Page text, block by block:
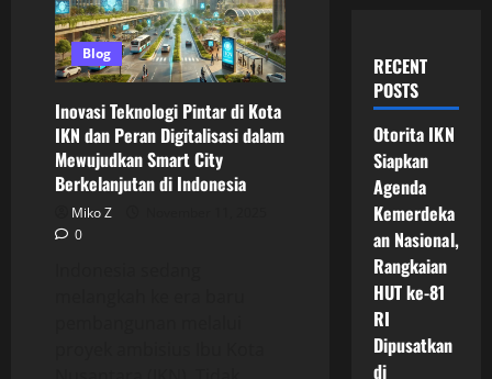
Blog
Inovasi Teknologi Pintar di Kota
IKN dan Peran Digitalisasi dalam
Mewujudkan Smart City
Berkelanjutan di Indonesia
Miko Z
0
RECENT
POSTS
Otorita IKN
Siapkan
Agenda
Kemerdeka
an Nasional,
Rangkaian
HUT ke-81
RI
Dipusatkan
di